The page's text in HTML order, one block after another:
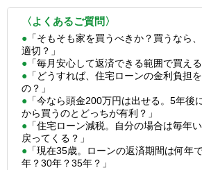
〈よくあるご質問〉
● 「そもそも家を買うべきか？買うなら
適切？」
● 「毎月安心して返済できる範囲で買え
● 「どうすれば、住宅ローンの金利負担
の？」
● 「今なら頭金200万円は出せる。5年後
から買うのとどっちが有利？」
● 「住宅ローン減税。自分の場合は毎年
戻ってくる？」
● 「現在35歳。ローンの返済期間は何年
年？30年？35年？」